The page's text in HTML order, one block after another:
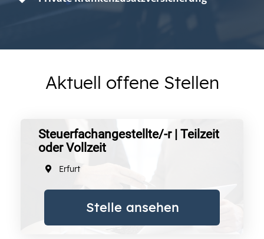
Aktuell offene Stellen
Steuerfachangestellte/-r | Teilzeit
oder Vollzeit
Erfurt
Stelle ansehen